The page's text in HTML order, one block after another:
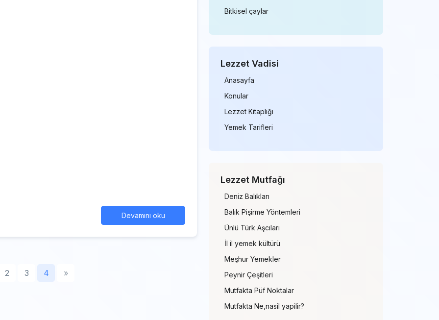
Devamını oku
2 3 4 »
Bitkisel çaylar
Lezzet Vadisi
Anasayfa
Konular
Lezzet Kitaplığı
Yemek Tarifleri
Lezzet Mutfağı
Deniz Balıkları
Balık Pişirme Yöntemleri
Ünlü Türk Aşcıları
İl il yemek kültürü
Meşhur Yemekler
Peynir Çeşitleri
Mutfakta Püf Noktalar
Mutfakta Ne,nasil yapilir?